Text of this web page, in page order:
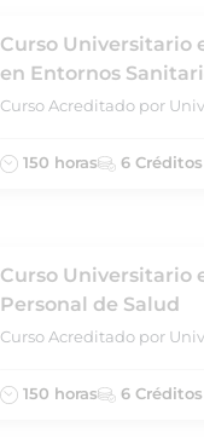
Curso Universitario
en Entornos
Curso Acreditado por
150 horas 6 Créditos
Curso Universitario
Personal de Salud
Curso Acreditado por
150 horas 6 Créditos